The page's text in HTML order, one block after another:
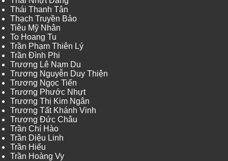
Thái Thanh Tân
Thạch Truyền Bảo
Tiêu Mỹ Nhân
To Hoang Tu
Trần Phạm Thiên Lý
Trần Đình Phi
Trương Lê Nam Du
Trương Nguyễn Duy Thiện
Trương Ngọc Tiến
Trương Phước Nhựt
Trương Thị Kim Ngân
Trương Tất Khánh Vinh
Trương Đức Châu
Trần Chí Hào
Trần Diệu Linh
Trần Hiếu
Trần Hoàng Vy